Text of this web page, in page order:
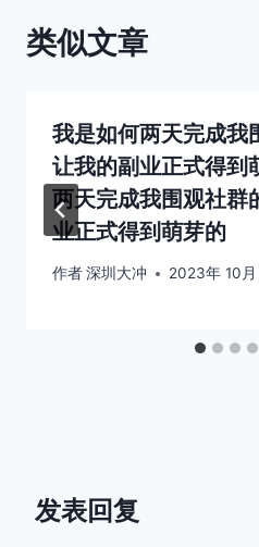
类似文章
我是如何两天完成我
让我的副业正式得到
两天完成我围观社群
业正式得到萌芽的
作者深圳大冲 2023年 10
发表回复